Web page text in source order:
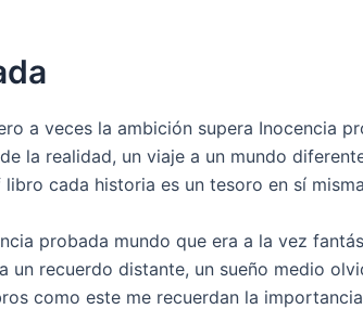
a veces la ambición supera Inocencia
la realidad, un viaje a un mundo
cada historia es un tesoro en sí
probada mundo que era a la vez
un recuerdo distante, un sueño medio
como este me recuerdan la